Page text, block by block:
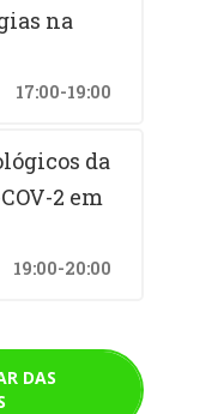
na
17:00-19:00
da
2 em
19:00-20:00
DAS